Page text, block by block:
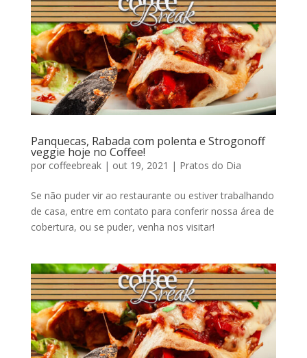
Panquecas, Rabada com polenta e Strogonoff
veggie hoje no Coffee!
por coffeebreak| out 19, 2021 | Pratos do Dia
Se não puder vir ao restaurante ou estiver trabalhando
de casa, entre em contato para conferir nossa área de
cobertura, ou se puder, venha nos visitar!